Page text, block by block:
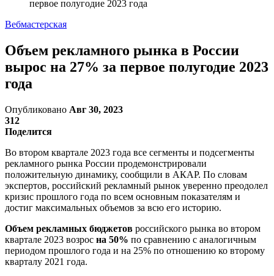
первое полугодие 2023 года
Вебмастерская
Объем рекламного рынка в России
вырос на 27% за первое полугодие 2023
года
Опубликовано Авг 30, 2023
312
Поделится
Во втором квартале 2023 года все сегменты и подсегменты
рекламного рынка России продемонстрировали
положительную динамику, сообщили в АКАР. По словам
экспертов, российский рекламный рынок уверенно преодолел
кризис прошлого года по всем основным показателям и
достиг максимальных объемов за всю его историю.
Объем рекламных бюджетов российского рынка во втором
квартале 2023 возрос на 50% по сравнению с аналогичным
периодом прошлого года и на 25% по отношению ко второму
кварталу 2021 года.